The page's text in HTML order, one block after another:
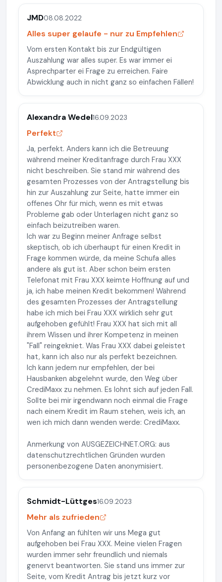
JMD08.08.2022
Alles super gelaufe - nur zu Empfehlen
Vom ersten Kontakt bis zur Endgültigen
Auszahlung war alles super. Es war immer ei
Asprechparter ei Frage zu erreichen. Faire
Abwicklung auch in nicht ganz so einfachen Fällen!
Alexandra Wedel16.09.2023
Perfekt
Ja, perfekt. Anders kann ich die Betreuung
während meiner Kreditanfrage durch Frau XXX
nicht beschreiben. Sie stand mir während des
gesamten Prozesses von der Antragstellung bis
hin zur Auszahlung zur Seite, hatte immer ein
offenes Ohr für mich, wenn es mit etwas
Probleme gab oder Unterlagen nicht ganz so
einfach beizutreiben waren.
Ich war zu Beginn meiner Anfrage selbst
skeptisch, ob ich überhaupt für einen Kredit in
Frage kommen würde, da meine Schufa alles
andere als gut ist. Aber schon beim ersten
Telefonat mit Frau XXX keimte Hoffnung auf und
ja, ich habe meinen Kredit bekommen! Während
des gesamten Prozesses der Antragstellung
habe ich mich bei Frau XXX wirklich sehr gut
aufgehoben gefühlt! Frau XXX hat sich mit all
ihrem Wissen und ihrer Kompetenz in meinen
"Fall" reingekniet. Was Frau XXX dabei geleistet
hat, kann ich also nur als perfekt bezeichnen.
Ich kann jedem nur empfehlen, der bei
Hausbanken abgelehnt wurde, den Weg über
CrediMaxx zu nehmen. Es lohnt sich auf jeden Fall.
Sollte bei mir irgendwann noch einmal die Frage
nach einem Kredit im Raum stehen, weis ich, an
wen ich mich dann wenden werde: CrediMaxx.
Anmerkung von AUSGEZEICHNET.ORG: aus
datenschutzrechtlichen Gründen wurden
personenbezogene Daten anonymisiert.
Schmidt-Lüttges16.09.2023
Mehr als zufrieden
Von Anfang an fühlten wir uns Mega gut
aufgehoben bei Frau XXX. Meine vielen Fragen
wurden immer sehr freundlich und niemals
genervt beantworten. Sie stand uns immer zur
Seite, vom Kredit Antrag bis jetzt kurz vor